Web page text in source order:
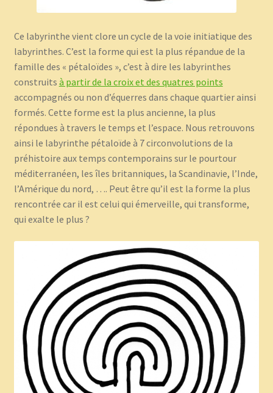
Ce labyrinthe vient clore un cycle de la voie initiatique des
labyrinthes. C’est la forme qui est la plus répandue de la
famille des « pétaloïdes », c’est à dire les labyrinthes
construits à partir de la croix et des quatres points
accompagnés ou non d’équerres dans chaque quartier ainsi
formés. Cette forme est la plus ancienne, la plus
répondues à travers le temps et l’espace. Nous retrouvons
ainsi le labyrinthe pétaloïde à 7 circonvolutions de la
préhistoire aux temps contemporains sur le pourtour
méditerranéen, les îles britanniques, la Scandinavie, l’Inde,
l’Amérique du nord, …. Peut être qu’il est la forme la plus
rencontrée car il est celui qui émerveille, qui transforme,
qui exalte le plus ?